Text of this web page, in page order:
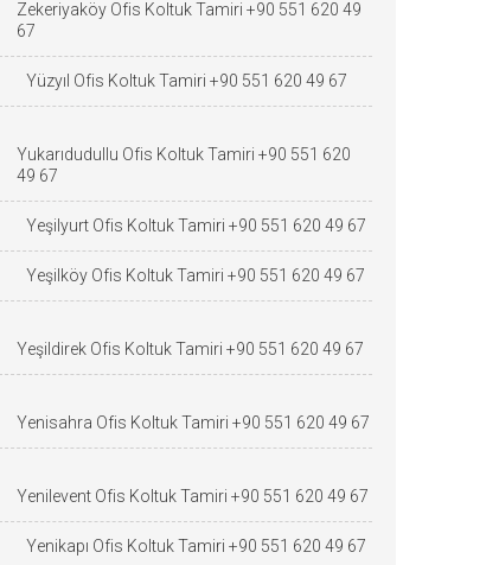
Zekeriyaköy Ofis Koltuk Tamiri +90 551 620 49
67
Yüzyıl Ofis Koltuk Tamiri +90 551 620 49 67
Yukarıdudullu Ofis Koltuk Tamiri +90 551 620
49 67
Yeşilyurt Ofis Koltuk Tamiri +90 551 620 49 67
Yeşilköy Ofis Koltuk Tamiri +90 551 620 49 67
Yeşildirek Ofis Koltuk Tamiri +90 551 620 49 67
Yenisahra Ofis Koltuk Tamiri +90 551 620 49 67
Yenilevent Ofis Koltuk Tamiri +90 551 620 49 67
Yenikapı Ofis Koltuk Tamiri +90 551 620 49 67